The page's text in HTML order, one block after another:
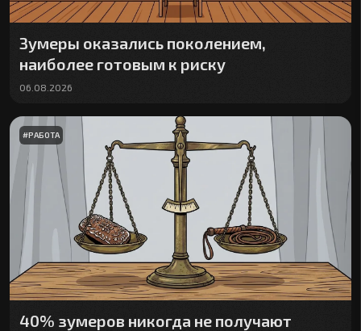
Зумеры оказались поколением,
наиболее готовым к риску
06.08.2026
#РАБОТА
40% зумеров никогда не получают